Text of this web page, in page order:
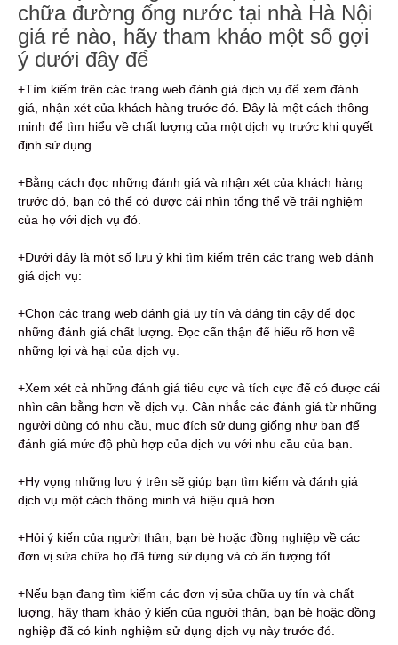
chữa đường ống nước tại nhà Hà Nội
giá rẻ nào, hãy tham khảo một số gợi
ý dưới đây để
+Tìm kiếm trên các trang web đánh giá dịch vụ để xem đánh
giá, nhận xét của khách hàng trước đó. Đây là một cách thông
minh để tìm hiểu về chất lượng của một dịch vụ trước khi quyết
định sử dụng.
+Bằng cách đọc những đánh giá và nhận xét của khách hàng
trước đó, bạn có thể có được cái nhìn tổng thể về trải nghiệm
của họ với dịch vụ đó.
+Dưới đây là một số lưu ý khi tìm kiếm trên các trang web đánh
giá dịch vụ:
+Chọn các trang web đánh giá uy tín và đáng tin cậy để đọc
những đánh giá chất lượng. Đọc cẩn thận để hiểu rõ hơn về
những lợi và hại của dịch vụ.
+Xem xét cả những đánh giá tiêu cực và tích cực để có được cái
nhìn cân bằng hơn về dịch vụ. Cân nhắc các đánh giá từ những
người dùng có nhu cầu, mục đích sử dụng giống như bạn để
đánh giá mức độ phù hợp của dịch vụ với nhu cầu của bạn.
+Hy vọng những lưu ý trên sẽ giúp bạn tìm kiếm và đánh giá
dịch vụ một cách thông minh và hiệu quả hơn.
+Hỏi ý kiến ​​của người thân, bạn bè hoặc đồng nghiệp về các
đơn vị sửa chữa họ đã từng sử dụng và có ấn tượng tốt.
+Nếu bạn đang tìm kiếm các đơn vị sửa chữa uy tín và chất
lượng, hãy tham khảo ý kiến ​​của người thân, bạn bè hoặc đồng
nghiệp đã có kinh nghiệm sử dụng dịch vụ này trước đó.